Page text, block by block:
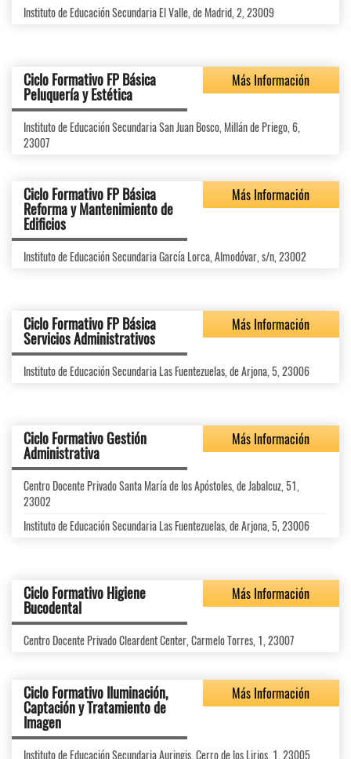
Instituto de Educación Secundaria El Valle, de Madrid, 2, 23009
Ciclo Formativo FP Básica
Peluquería y Estética
Más Información
Instituto de Educación Secundaria San Juan Bosco, Millán de Priego, 6,
23007
Ciclo Formativo FP Básica
Reforma y Mantenimiento de
Edificios
Más Información
Instituto de Educación Secundaria García Lorca, Almodóvar, s/n, 23002
Ciclo Formativo FP Básica
Servicios Administrativos
Más Información
Instituto de Educación Secundaria Las Fuentezuelas, de Arjona, 5, 23006
Ciclo Formativo Gestión
Administrativa
Más Información
Centro Docente Privado Santa María de los Apóstoles, de Jabalcuz, 51,
23002
Instituto de Educación Secundaria Las Fuentezuelas, de Arjona, 5, 23006
Ciclo Formativo Higiene
Bucodental
Más Información
Centro Docente Privado Cleardent Center, Carmelo Torres, 1, 23007
Ciclo Formativo Iluminación,
Captación y Tratamiento de
Imagen
Más Información
Instituto de Educación Secundaria Auringis, Cerro de los Lirios, 1, 23005